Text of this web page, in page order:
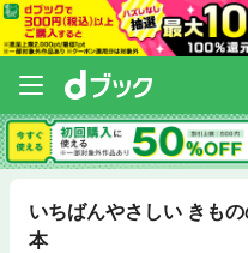
いちばんやさしい きも
本